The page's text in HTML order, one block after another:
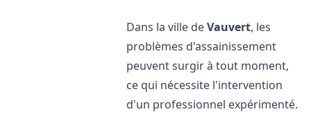
Dans la ville deVauvert, les
problèmes d'assainissement
peuvent surgir à tout moment,
ce qui nécessite l'intervention
d'un professionnel expérimenté.